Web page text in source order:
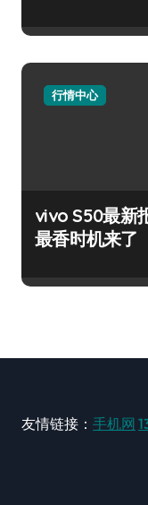
行情中心
vivo S50最新
最香时机来了
友情链接： 手机网